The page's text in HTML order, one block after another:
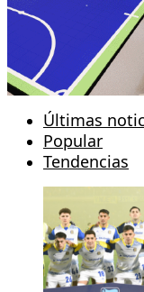
Últimas
Popular
Tendencias